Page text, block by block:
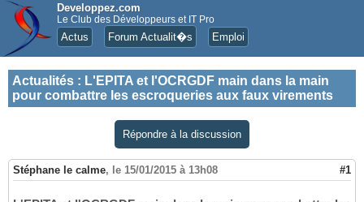
Developpez.com
Le Club des Développeurs et IT Pro
Actus Forum Actualit�s Emploi
Actualités : L'EPITA et l'OCRGDF main dans la main
pour combattre les escroqueries aux faux virements
Répondre à la discussion
Stéphane le calme, le 15/01/2015 à 13h08 #1